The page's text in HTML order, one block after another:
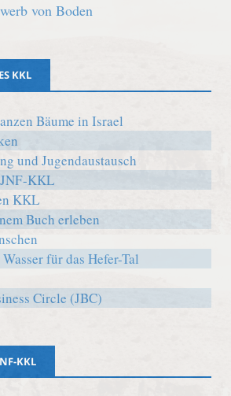
von Boden
KKL
Bäume in Israel
und Jugendaustausch
KKL
KKL
Buch erleben
für das Hefer-Tal
Circle (JBC)
KKL